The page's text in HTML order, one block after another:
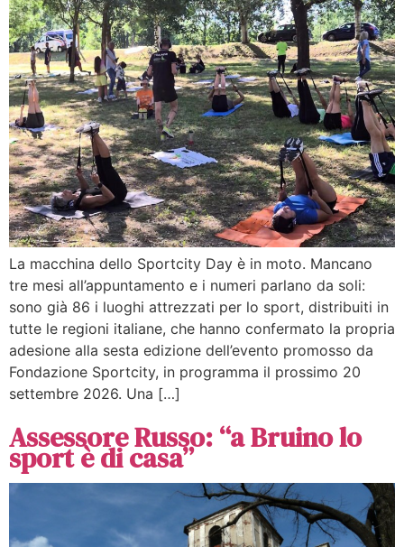
La macchina dello Sportcity Day è in moto. Mancano
tre mesi all’appuntamento e i numeri parlano da soli:
sono già 86 i luoghi attrezzati per lo sport, distribuiti in
tutte le regioni italiane, che hanno confermato la propria
adesione alla sesta edizione dell’evento promosso da
Fondazione Sportcity, in programma il prossimo 20
settembre 2026. Una […]
Assessore Russo: “a Bruino lo
sport è di casa”